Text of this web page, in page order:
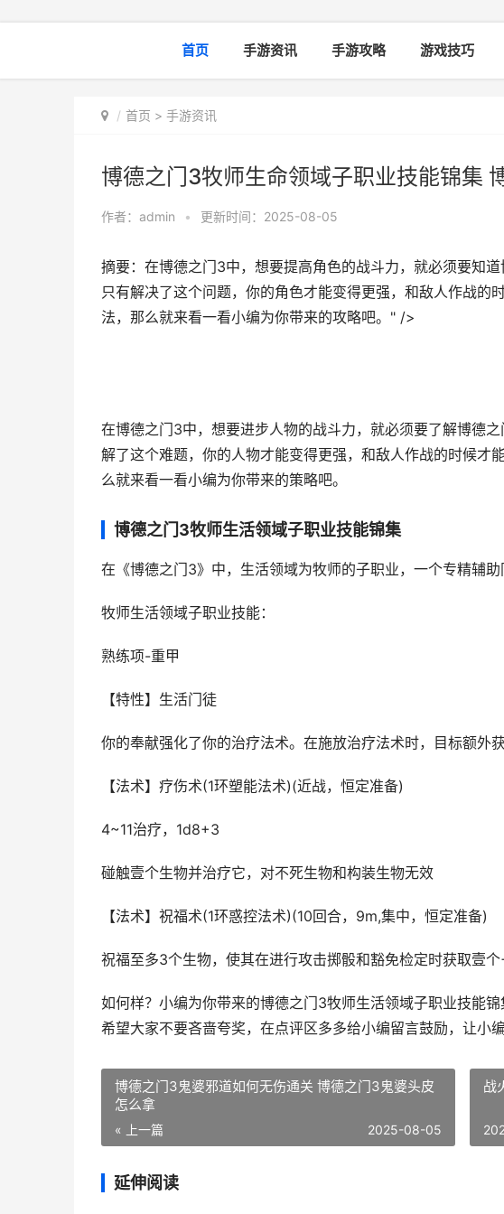
首页 手游资讯 手游攻略 游戏技巧
首页 > 手游资讯
博德之门3牧师生命领域子职业技能锦集
作者： admin • 更新时间：2025-08-05
摘要：在博德之门3中，想要提高角色的战斗力，就必须要知
只有解决了这个问题，你的角色才能变得更强，和敌人作战的
法，那么就来看一看小编为你带来的攻略吧。" />
在博德之门3中，想要进步人物的战斗力，就必须要了解博德
解了这个难题，你的人物才能变得更强，和敌人作战的时候才
么就来看一看小编为你带来的策略吧。
博德之门3牧师生活领域子职业技能锦集
在《博德之门3》中，生活领域为牧师的子职业，一个专精辅助
牧师生活领域子职业技能：
熟练项-重甲
【特性】生活门徒
你的奉献强化了你的治疗法术。在施放治疗法术时，目标额外
【法术】疗伤术(1环塑能法术)(近战，恒定准备)
4~11治疗，1d8+3
碰触壹个生物并治疗它，对不死生物和构装生物无效
【法术】祝福术(1环惑控法术)(10回合，9m,集中，恒定准备)
祝福至多3个生物，使其在进行攻击掷骰和豁免检定时获取壹
如何样？小编为你带来的博德之门3牧师生活领域子职业技能
希望大家不要吝啬夸奖，在点评区多多给小编留言鼓励，让小
博德之门3鬼婆邪道如何无伤通关 博德之门3鬼婆头皮
怎么拿
« 上一篇 2025-08-05
战
延伸阅读